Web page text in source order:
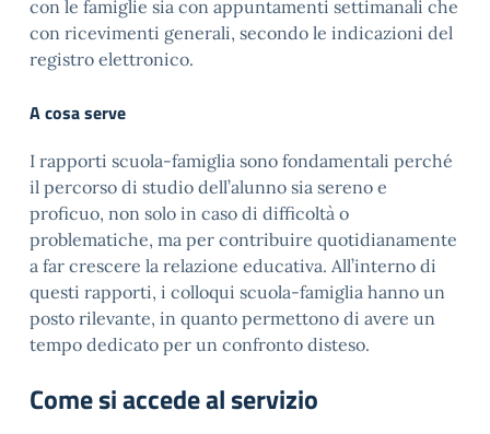
con le famiglie sia con appuntamenti settimanali che
con ricevimenti generali, secondo le indicazioni del
registro elettronico.
A cosa serve
I rapporti scuola-famiglia sono fondamentali perché
il percorso di studio dell’alunno sia sereno e
proficuo, non solo in caso di difficoltà o
problematiche, ma per contribuire quotidianamente
a far crescere la relazione educativa. All’interno di
questi rapporti, i colloqui scuola-famiglia hanno un
posto rilevante, in quanto permettono di avere un
tempo dedicato per un confronto disteso.
Come si accede al servizio